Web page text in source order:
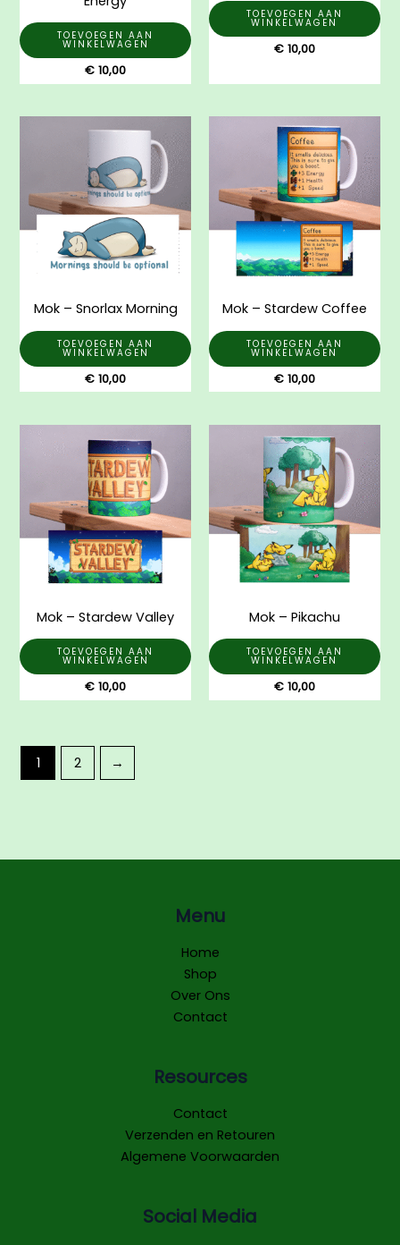
TOEVOEGEN AAN
WINKELWAGEN
€ 10,00
TOEVOEGEN AAN
WINKELWAGEN
€10,00
Mok – Snorlax Morning
TOEVOEGEN AAN
WINKELWAGEN
€ 10,00
Mok – Stardew Coffee
TOEVOEGEN AAN
WINKELWAGEN
€10,00
Mok – Stardew Valley
TOEVOEGEN AAN
WINKELWAGEN
€ 10,00
Mok – Pikachu
TOEVOEGEN AAN
WINKELWAGEN
€10,00
1 2 →
Menu
Home
Shop
Over Ons
Contact
Resources
Contact
Verzenden en Retouren
Algemene Voorwaarden
Social Media